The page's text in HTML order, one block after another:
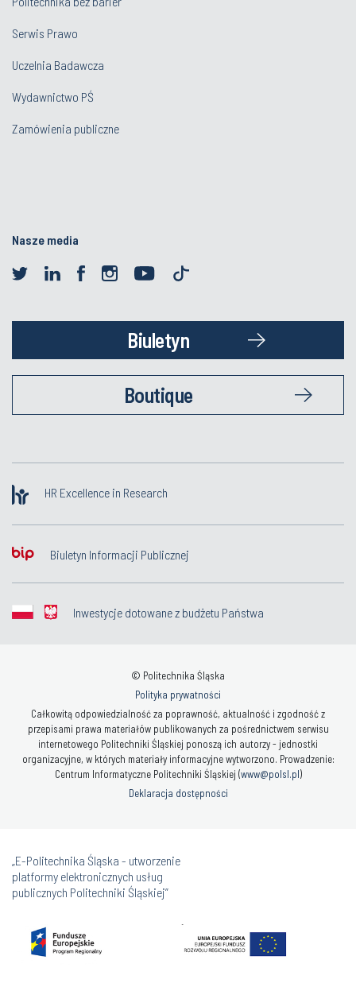
Serwis Prawo
Uczelnia Badawcza
Wydawnictwo PŚ
Zamówienia publiczne
Nasze media
Biuletyn
Boutique
HR Excellence in Research
Biuletyn Informacji Publicznej
Inwestycje dotowane z budżetu Państwa
© Politechnika Śląska
Polityka prywatności
Całkowitą odpowiedzialność za poprawność, aktualność i zgodność z
przepisami prawa materiałów publikowanych za pośrednictwem serwisu
internetowego Politechniki Śląskiej ponoszą ich autorzy - jednostki
organizacyjne, w których materiały informacyjne wytworzono. Prowadzenie:
Centrum Informatyczne Politechniki Śląskiej (www@polsl.pl)
Deklaracja dostępności
„E-Politechnika Śląska - utworzenie
platformy elektronicznych usług
publicznych Politechniki Śląskiej”